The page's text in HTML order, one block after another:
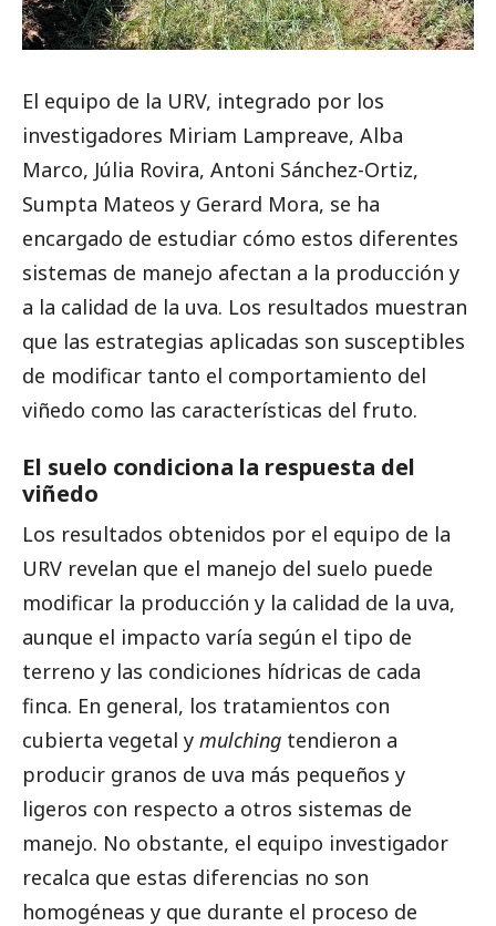
El equipo de la URV, integrado por los
investigadores Miriam Lampreave, Alba
Marco, Júlia Rovira, Antoni Sánchez-Ortiz,
Sumpta Mateos y Gerard Mora, se ha
encargado de estudiar cómo estos diferentes
sistemas de manejo afectan a la producción y
a la calidad de la uva. Los resultados muestran
que las estrategias aplicadas son susceptibles
de modificar tanto el comportamiento del
viñedo como las características del fruto.
El suelo condiciona la respuesta del
viñedo
Los resultados obtenidos por el equipo de la
URV revelan que el manejo del suelo puede
modificar la producción y la calidad de la uva,
aunque el impacto varía según el tipo de
terreno y las condiciones hídricas de cada
finca. En general, los tratamientos con
cubierta vegetal y mulching tendieron a
producir granos de uva más pequeños y
ligeros con respecto a otros sistemas de
manejo. No obstante, el equipo investigador
recalca que estas diferencias no son
homogéneas y que durante el proceso de